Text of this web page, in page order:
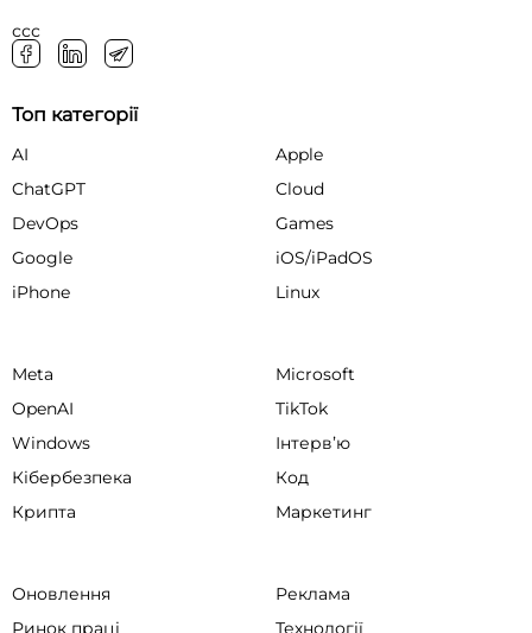
ссс
Топ категорії
AI
Apple
ChatGPT
Cloud
DevOps
Games
Google
iOS/iPadOS
iPhone
Linux
Meta
Microsoft
OpenAI
TikTok
Windows
Інтервʼю
Кібербезпека
Код
Крипта
Маркетинг
Оновлення
Реклама
Ринок праці
Технології